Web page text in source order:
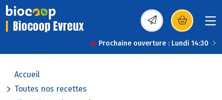
Biocoop Evreux (s’ouvre dans une
Prochaine ouverture : Lundi 14:30
Accueil
Toutes nos recettes